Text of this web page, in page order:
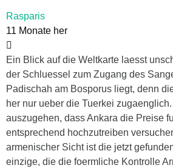
Rasparis
11 Monate her
Ein Blick auf die Weltkarte laesst
der Schluessel zum Zugang des
Padischah am Bosporus liegt, denn
her nur ueber die Tuerkei
auszugehen, dass Ankara die Preise
entsprechend hochzutreiben
armenischer Sicht ist die jetzt
einzige, die die foermliche Kontrolle